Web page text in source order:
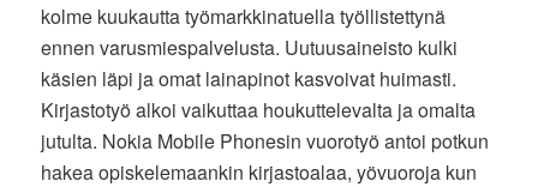
kolme kuukautta työmarkkinatuella työllistettynä
ennen varusmiespalvelusta. Uutuusaineisto kulki
käsien läpi ja omat lainapinot kasvoivat huimasti.
Kirjastotyö alkoi vaikuttaa houkuttelevalta ja omalta
jutulta. Nokia Mobile Phonesin vuorotyö antoi potkun
hakea opiskelemaankin kirjastoalaa, yövuoroja kun